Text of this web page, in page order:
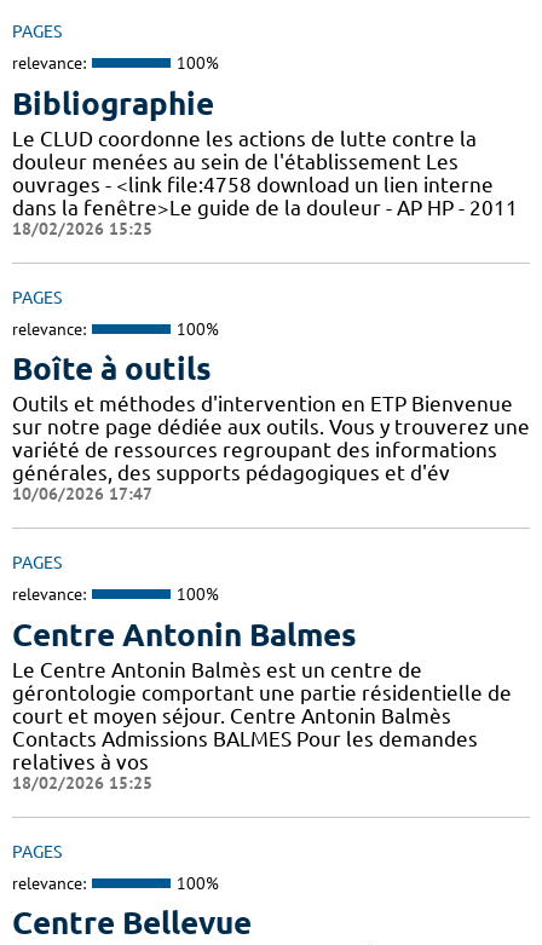
PAGES
relevance: 100%
Bibliographie
Le CLUD coordonne les actions de lutte contre la
douleur menées au sein de l'établissement Les
ouvrages - <link file:4758 download un lien interne
dans la fenêtre>Le guide de la douleur - AP HP - 2011
18/02/2026 15:25
PAGES
relevance: 100%
Boîte à outils
Outils et méthodes d'intervention en ETP Bienvenue
sur notre page dédiée aux outils. Vous y trouverez une
variété de ressources regroupant des informations
générales, des supports pédagogiques et d'év
10/06/2026 17:47
PAGES
relevance: 100%
Centre Antonin Balmes
Le Centre Antonin Balmès est un centre de
gérontologie comportant une partie résidentielle de
court et moyen séjour. Centre Antonin Balmès
Contacts Admissions BALMES Pour les demandes
relatives à vos
18/02/2026 15:25
PAGES
relevance: 100%
Centre Bellevue